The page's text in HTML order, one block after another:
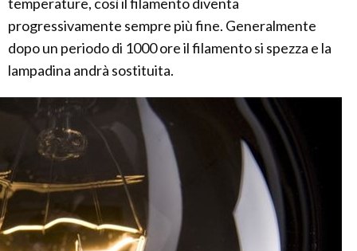
progressivamente sempre più fine. Generalmente
dopo un periodo di 1000 ore il filamento si spezza e la
lampadina andrà sostituita.